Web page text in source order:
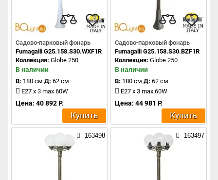
Садово-парковый фонарь
Fumagalli G25.158.S30.WXF1R
Коллекция: Globe 250
В наличии
В: 180 см Д: 62 см
E27 x 3 max 60W
Цена: 40 892 Р.
Купить
Садово-парковый фонарь
Fumagalli G25.158.S30.BZF1R
Коллекция: Globe 250
В наличии
В: 180 см Д: 62 см
E27 x 3 max 60W
Цена: 44 981 Р.
Купить
163498 163497